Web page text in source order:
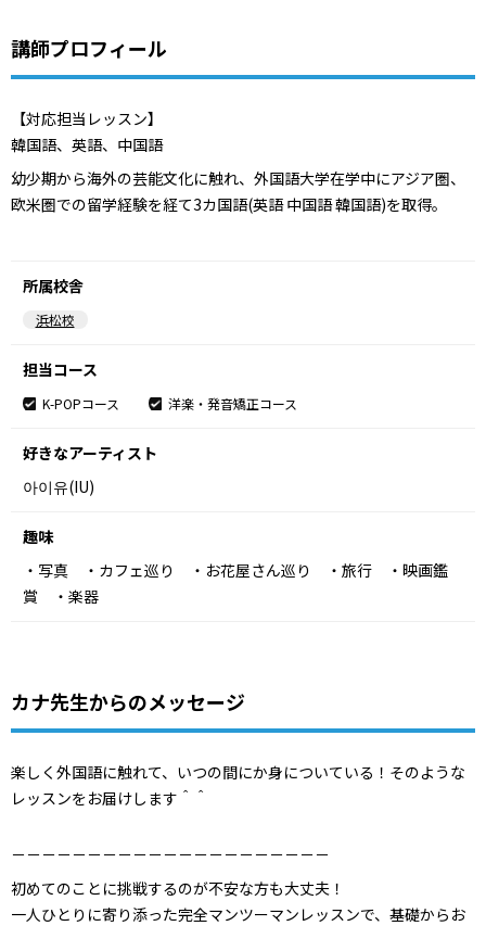
講師プロフィール
【対応担当レッスン】
韓国語、英語、中国語
幼少期から海外の芸能文化に触れ、外国語大学在学中にアジア圏、
欧米圏での留学経験を経て3カ国語(英語 中国語 韓国語)を取得。
所属校舎
浜松校
担当コース
K-POPコース 洋楽・発音矯正コース
好きなアーティスト
아이유(IU)
趣味
・写真 ・カフェ巡り ・お花屋さん巡り ・旅行 ・映画鑑
賞 ・楽器
カナ先生からのメッセージ
楽しく外国語に触れて、いつの間にか身についている！そのような
レッスンをお届けします＾＾
－－－－－－－－－－－－－－－－－－－－－
初めてのことに挑戦するのが不安な方も大丈夫！
一人ひとりに寄り添った完全マンツーマンレッスンで、基礎からお